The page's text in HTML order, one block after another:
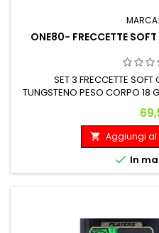
MARCA:
ONE80- FRECCETTE
SET 3 FRECCETTE
TUNGSTENO PESO CORPO 18
 Aggiungi al
 In